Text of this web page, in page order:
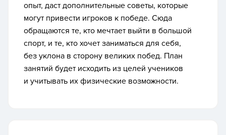
опыт, даст дополнительные советы, которые
могут привести игроков к победе. Сюда
обращаются те, кто мечтает выйти в большой
спорт, и те, кто хочет заниматься для себя,
без уклона в сторону великих побед. План
занятий будет исходить из целей учеников
и учитывать их физические возможности.